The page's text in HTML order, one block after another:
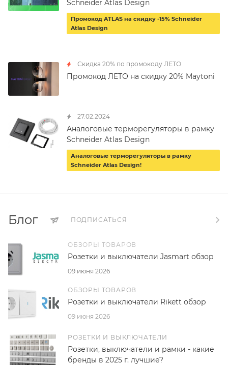
Schneider Atlas Design
Промокод ATLAS на скидку -15% Schneider
Atlas Design
Скидка 20% по промокоду ЛЕТО
Промокод ЛЕТО на скидку 20% Maytoni
27.02.2024
Аналоговые терморегуляторы в рамку
Schneider Atlas Design
Аналоговые терморегуляторы в рамку
Schneider Atlas Design!
Блог ПОДПИСАТЬСЯ
ОБЗОРЫ ТОВАРОВ
09 июня 2026
Розетки и выключатели Jasmart обзор
ОБЗОРЫ ТОВАРОВ
09 июня 2026
Розетки и выключатели Rikett обзор
РОЗЕТКИ И ВЫКЛЮЧАТЕЛИ
Розетки, выключатели и рамки - какие
бренды в 2025 г. лучшие?